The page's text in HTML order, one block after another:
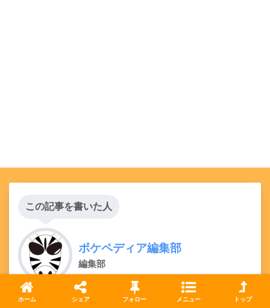
この記事を書いた人
ボケペディア編集部
編集部
ボケペディアはお笑いという文化遺産を発信するメデ
ホーム シェア フォロー メニュー トップ